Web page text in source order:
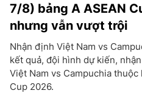
7/8) bảng A ASEAN
nhưng vẫn vượt trội
Nhận định Việt Nam vs
kết quả, đội hình dự kiến,
Việt Nam vs Campuchia
Cup 2026.